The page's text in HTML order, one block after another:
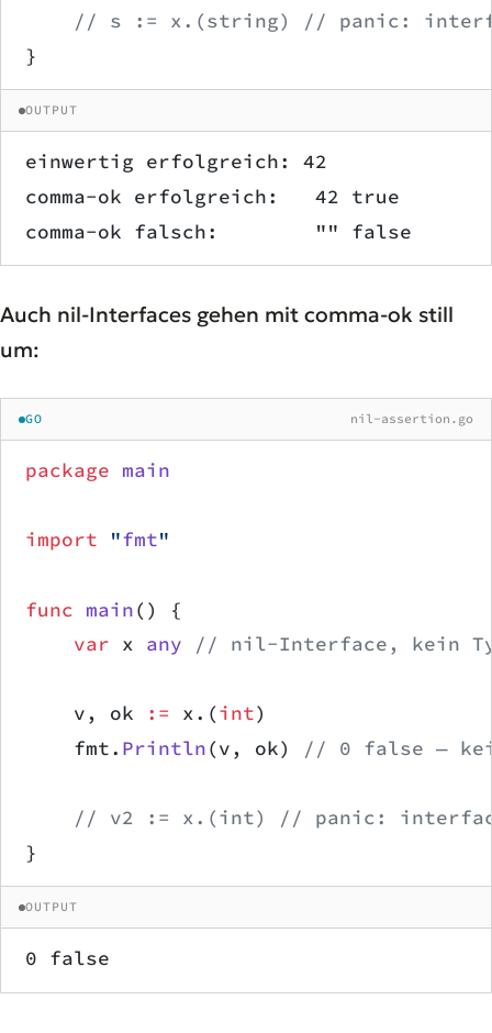
// s := x.(string) // panic:
}
OUTPUT
einwertig erfolgreich: 42
comma-ok erfolgreich:   42 true
comma-ok falsch:        "" false
Auch nil-Interfaces gehen mit comma-ok still
um:
GO nil-assertion.go
package main
import "fmt"
func main() {
    var
x any // nil-Interface, kein
    v, ok
:= x.(int)
    fmt.
Println(v, ok) // 0 false —
// v2 := x.(int) // panic:
}
OUTPUT
0 false